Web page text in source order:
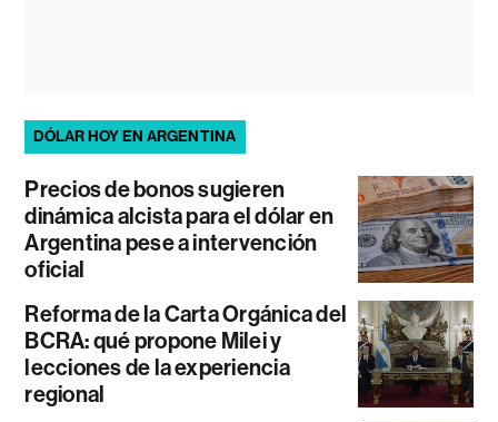
DÓLAR HOY EN ARGENTINA
Precios de bonos sugieren
dinámica alcista para el dólar en
Argentina pese a intervención
oficial
Reforma de la Carta Orgánica del
BCRA: qué propone Milei y
lecciones de la experiencia
regional